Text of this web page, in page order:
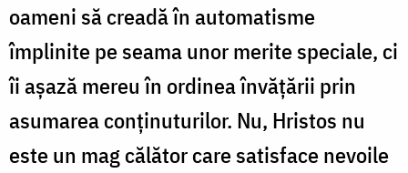
oameni să creadă în automatisme
împlinite pe seama unor merite speciale, ci
îi așază mereu în ordinea învățării prin
asumarea conținuturilor. Nu, Hristos nu
este un mag călător care satisface nevoile